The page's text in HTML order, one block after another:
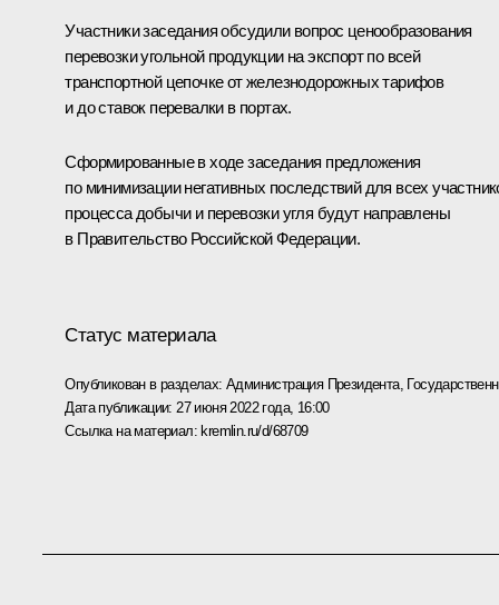
Участники заседания обсудили вопрос ценообразования
перевозки угольной продукции на экспорт по всей
транспортной цепочке от железнодорожных тарифов
и до ставок перевалки в портах.
Сформированные в ходе заседания предложения
по минимизации негативных последствий для всех
процесса добычи и перевозки угля будут направлены
в Правительство Российской Федерации.
Статус материала
Опубликован в разделах: Администрация Президента,
Дата публикации: 27 июня 2022 года, 16:00
Ссылка на материал: kremlin.ru/d/68709